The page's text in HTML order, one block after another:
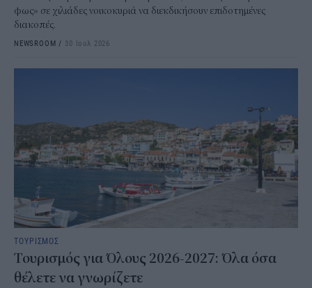
φως» σε χιλιάδες νοικοκυριά να διεκδικήσουν επιδοτημένες
διακοπές.
NEWSROOM / 30 Ιουλ 2026
ΤΟΥΡΙΣΜΟΣ
Τουρισμός για Όλους 2026-2027: Όλα όσα
θέλετε να γνωρίζετε